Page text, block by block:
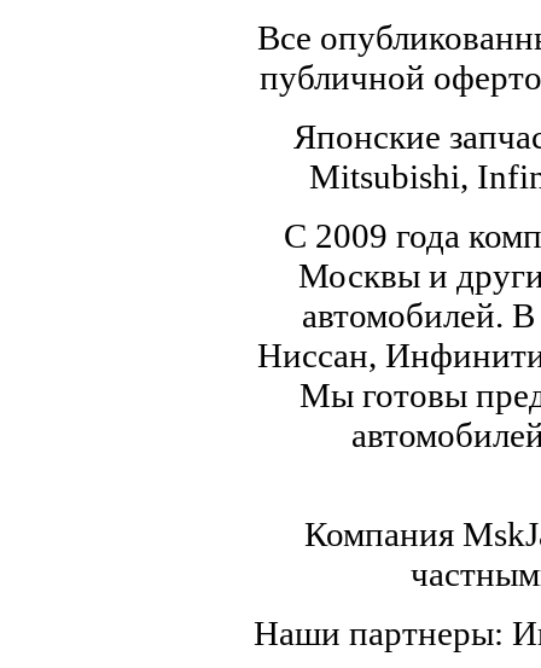
Все
публичной
Японские
Mitsubishi,
С 2009 года
Москвы и
автомобилей.
Ниссан,
Мы готовы
Компания
Наши партнеры: